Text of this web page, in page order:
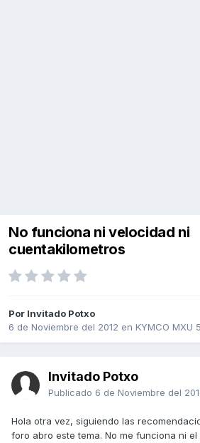
No funciona ni velocidad ni
cuentakilometros
Por Invitado Potxo
6 de Noviembre del 2012 en KYMCO MXU
Invitado Potxo
Publicado 6 de Noviembre del
Hola otra vez, siguiendo las
foro abro este tema. No me funciona ni